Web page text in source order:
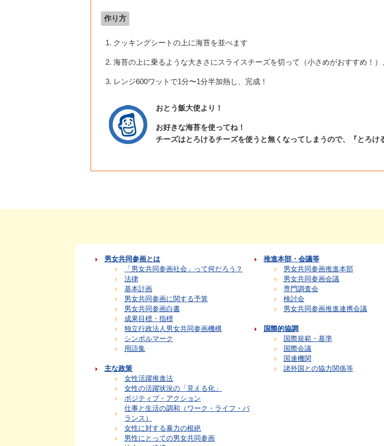
作り方
クッキングシートの上に海苔を並べます
海苔の上に乗るような大きさにスライスチーズを切って（小さめがおすすめ！
レンジ600ワットで1分〜1分半加熱し、完成！
おとう飯大使より！
お好きな海苔を使ってね！
チーズはとろけるチーズを使うと無くなってしまうので、『とろけ